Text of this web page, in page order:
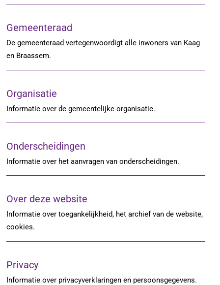
Gemeenteraad
De gemeenteraad vertegenwoordigt alle inwoners van Kaag
en Braassem.
Organisatie
Informatie over de gemeentelijke organisatie.
Onderscheidingen
Informatie over het aanvragen van onderscheidingen.
Over deze website
Informatie over toegankelijkheid, het archief van de website,
cookies.
Privacy
Informatie over privacyverklaringen en persoonsgegevens.